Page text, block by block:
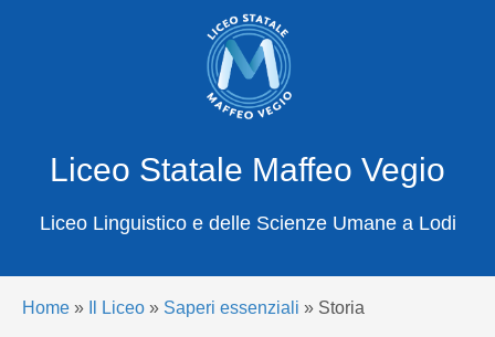
Liceo Statale Maffeo Vegio
Liceo Linguistico e delle Scienze Umane a Lodi
Home » Il Liceo » Saperi essenziali » Storia